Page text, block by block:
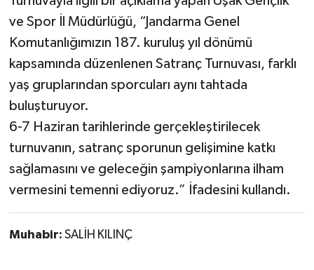
ve Spor İl Müdürlüğü, “Jandarma Genel
Komutanlığımızın 187. kuruluş yıl dönümü
kapsamında düzenlenen Satranç Turnuvası, farklı
yaş gruplarından sporcuları aynı tahtada
buluşturuyor.
6-7 Haziran tarihlerinde gerçekleştirilecek
turnuvanın, satranç sporunun gelişimine katkı
sağlamasını ve geleceğin şampiyonlarına ilham
vermesini temenni ediyoruz.” İfadesini kullandı.
Muhabir: SALİH KILINÇ